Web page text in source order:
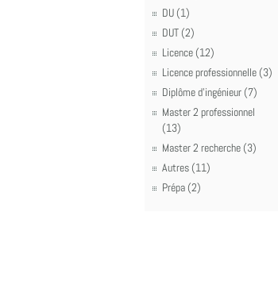
DU (1)
DUT (2)
Licence (12)
Licence professionnelle (3)
Diplôme d'ingénieur (7)
Master 2 professionnel
(13)
Master 2 recherche (3)
Autres (11)
Prépa (2)